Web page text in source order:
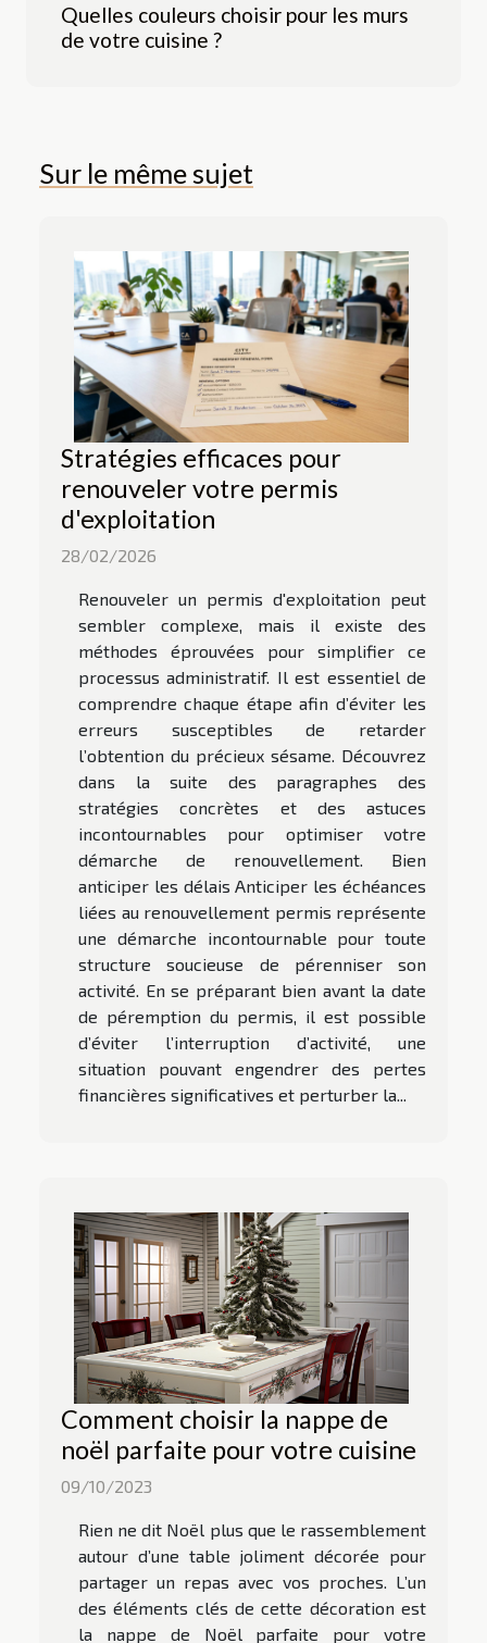
Quelles couleurs choisir pour les murs
de votre cuisine ?
Sur le même sujet
Stratégies efficaces pour
renouveler votre permis
d'exploitation
28/02/2026
Renouveler un permis d'exploitation peut
sembler complexe, mais il existe des
méthodes éprouvées pour simplifier ce
processus administratif. Il est essentiel de
comprendre chaque étape afin d’éviter les
erreurs susceptibles de retarder
l’obtention du précieux sésame. Découvrez
dans la suite des paragraphes des
stratégies concrètes et des astuces
incontournables pour optimiser votre
démarche de renouvellement. Bien
anticiper les délais Anticiper les échéances
liées au renouvellement permis représente
une démarche incontournable pour toute
structure soucieuse de pérenniser son
activité. En se préparant bien avant la date
de péremption du permis, il est possible
d’éviter l’interruption d’activité, une
situation pouvant engendrer des pertes
financières significatives et perturber la...
Comment choisir la nappe de
noël parfaite pour votre cuisine
09/10/2023
Rien ne dit Noël plus que le rassemblement
autour d’une table joliment décorée pour
partager un repas avec vos proches. L’un
des éléments clés de cette décoration est
la nappe de Noël parfaite pour votre